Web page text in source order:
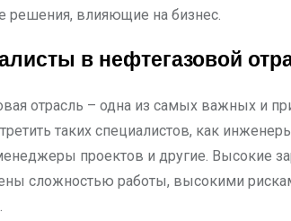
решения, влияющие на бизнес.
в нефтегазовой
отрасль – одна из самых важных и
таких специалистов, как
проектов и другие. Высокие
сложностью работы, высокими